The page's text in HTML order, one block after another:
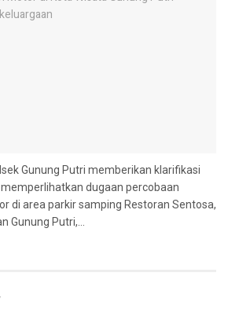
Gunung Putri memberikan klarifikasi
dugaan percobaan
di area parkir samping Restoran Sentosa,
Gunung Putri,...